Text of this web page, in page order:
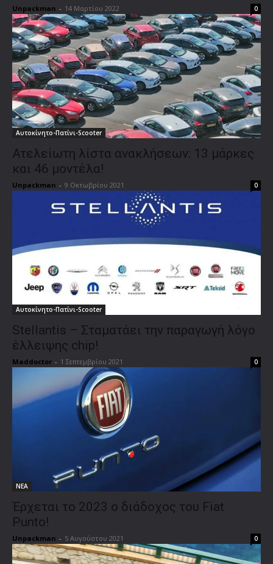
Unpackman - 14 Μαρτίου 2022 0
Αυτοκίνητο-Πατίνι-Scooter
Ατελείωτη λίστα ανακλήσεων: 13 μάρκες
και 46 μοντέλα!
Unpackman - 9 Οκτωβρίου 2021 0
Αυτοκίνητο-Πατίνι-Scooter
Stellantis – Σταματάει την παραγωγή λόγο
έλλειψης chip!
Maddoctor - 1 Σεπτεμβρίου 2021 0
ΝΕΑ
Έρχεται το 2023 ο διάδοχος του Fiat
Punto!
Unpackman - 5 Αυγούστου 2021 0